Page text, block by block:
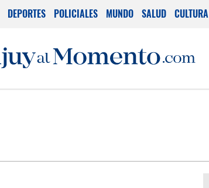
DEPORTES POLICIALES MUNDO SALUD CULTURA